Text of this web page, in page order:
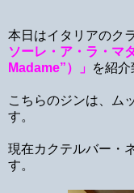
本日はイタリアのク
ソーレ・ア・ラ・マ
Madame”）」 を紹介
こちらのジンは、ム
す。
現在カクテルバー・
す。